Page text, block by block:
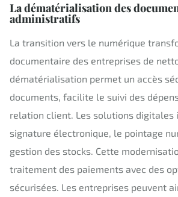
La dématérialisation des
administratifs
La transition vers le numérique
documentaire des entreprises de
dématérialisation permet un accès
documents, facilite le suivi des
relation client. Les solutions digitales
signature électronique, le pointage
gestion des stocks. Cette
traitement des paiements avec des
sécurisées. Les entreprises peuvent